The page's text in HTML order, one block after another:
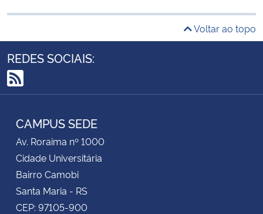
Voltar ao topo
REDES SOCIAIS:
RSS
CAMPUS SEDE
Av. Roraima nº 1000
Cidade Universitária
Bairro Camobi
Santa Maria - RS
CEP: 97105-900